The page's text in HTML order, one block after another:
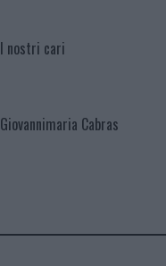
I nostri cari
Giovannimaria Cabras